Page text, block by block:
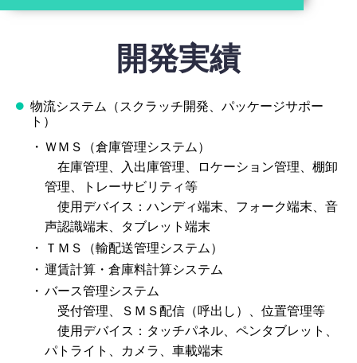
開発実績
物流システム（スクラッチ開発、パッケージサポー
ト）
ＷＭＳ（倉庫管理システム）
在庫管理、入出庫管理、ロケーション管理、棚卸
管理、トレーサビリティ等
使用デバイス：ハンディ端末、フォーク端末、音
声認識端末、タブレット端末
ＴＭＳ（輸配送管理システム）
運賃計算・倉庫料計算システム
バース管理システム
受付管理、ＳＭＳ配信（呼出し）、位置管理等
使用デバイス：タッチパネル、ペンタブレット、
パトライト、カメラ、車載端末